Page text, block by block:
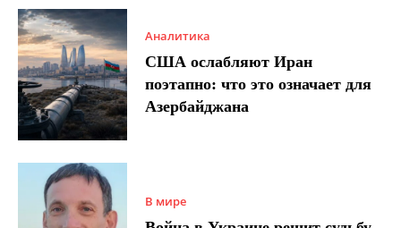
Аналитика
США ослабляют Иран
поэтапно: что это означает для
Азербайджана
В мире